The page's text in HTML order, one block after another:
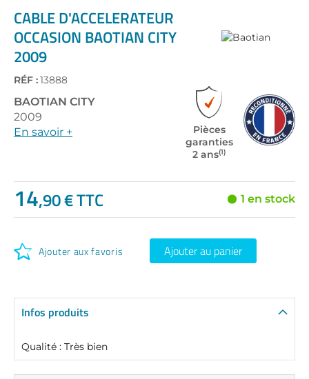
the
beginning
of
the
images
gallery
CABLE D'ACCELERATEUR
OCCASION BAOTIAN CITY
2009
RÉF :13888
BAOTIAN CITY
2009
En savoir +
Pièces
garanties
2 ans(1)
14,90 € TTC 1 en stock
Ajouter aux favoris Ajouter au panier
Infos produits
Qualité : Très bien